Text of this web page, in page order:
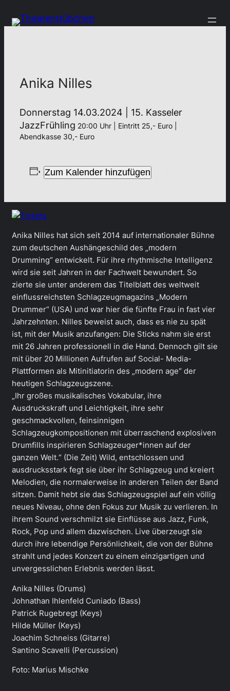
Anika Nilles
Donnerstag 14.03.2024 | 15. Kasseler
JazzFrühling 20:00 Uhr | Eintritt 25,- Euro |
Abendkasse 30,- Euro
Zum Kalender hinzufügen
Anika Nilles hat sich seit 2014 auf internationaler Bühne
zum deutschen Aushängeschild des „modern
Drumming“ entwickelt. Für ihre rhythmische Intelligenz
wird sie seit Jahren in der Fachwelt bewundert. So
zierte sie unter anderem das Titelblatt des weltweit
einflussreichsten Schlagzeugmagazins „Modern
Drummer“ (USA) und war hier die fünfte Frau in fast vier
Jahrzehnten. Nilles beweist auch, dass es nie zu spät
ist, mit der Musik anzufangen: Die Sticks nahm sie erst
mit 26 Jahren professionell in die Hand. Dennoch gilt sie
mit über 20 Millionen Aufrufen auf Social- Media-
Plattformen als Mitinitiatorin des „modern age“ der
heutigen Schlagzeugszene.
„Ihr großes musikalisches Vokabular, ihre
Ausdruckskraft und Leichtigkeit, ihre sehr
geschmackvollen, feinsinnigen
Schlagzeugkompositionen mit überraschend explosiven
Drumfills inspirieren Schlagzeuger*innen auf der
ganzen Welt.“ (Die Zeit) Wild, entschlossen und
ausdrucksstark fegt sie über ihr Schlagzeug und kreiert
Melodien, die normalerweise in anderen Teilen der Band
sitzen. Damit hebt sie das Schlagzeugspiel auf ein völlig
neues Niveau, ohne den Fokus zur Musik zu verlieren. In
ihrem Sound verschmilzt sie Einflüsse aus Jazz, Funk,
Rock, Pop und allem dazwischen. Live überzeugt sie
durch ihre lebendige Persönlichkeit, die von der Bühne
strahlt und jedes Konzert zu einem einzigartigen und
unvergesslichen Erlebnis werden lässt.
Anika Nilles (Drums)
Johnathan Ihlenfeld Cuniado (Bass)
Patrick Rugebregt (Keys)
Hilde Müller (Keys)
Joachim Schneiss (Gitarre)
Santino Scavelli (Percussion)
Foto: Marius Mischke